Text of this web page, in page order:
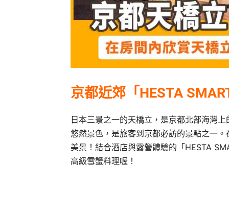
京都近郊「HESTA
日本三景之一的天橋立，是京都北部海灣
悠然景色，是旅客到京都必訪的景點之一
美景！結合酒店與露營體驗的「HESTA
高級雪蟹料理喔！